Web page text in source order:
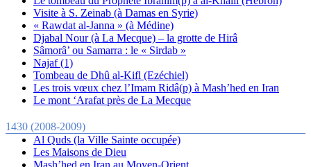
Visite à S. Zeinab (à Damas en Syrie)
« Rawdat al-Janna » (à Médine)
Djabal Nour (à La Mecque) – la grotte de Hirâ
Sâmorâ’ ou Samarra : le « Sirdab »
Najaf (1)
Tombeau de Dhû al-Kifl (Ezéchiel)
Les trois vœux chez l’Imam Ridâ(p) à Mash’hed en Iran
Le mont ‘Arafat près de La Mecque
1430 (2008-2009)
Al Quds (la Ville Sainte occupée)
Les Maisons de Dieu
Mash’hed en Iran au Moyen-Orient